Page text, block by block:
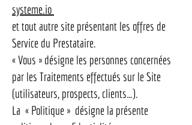
systeme.io
et tout autre site présentant les offres de
Service du Prestataire.
« Vous » désigne les personnes concernées
par les Traitements effectués sur le Site
(utilisateurs, prospects, clients…).
La « Politique » désigne la présente